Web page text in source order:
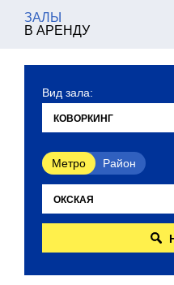
ЗАЛЫ
В АРЕНДУ
Вид зала:
Метро Район